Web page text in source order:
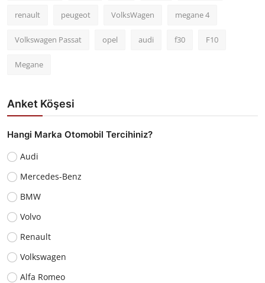
renault peugeot VolksWagen megane 4
Volkswagen Passat opel audi f30 F10
Megane
Anket Köşesi
Hangi Marka Otomobil Tercihiniz?
Audi
Mercedes-Benz
BMW
Volvo
Renault
Volkswagen
Alfa Romeo